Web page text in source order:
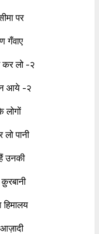
पर
गँवाए
कर लो -२
आये -२
लोगों
पानी
उनकी